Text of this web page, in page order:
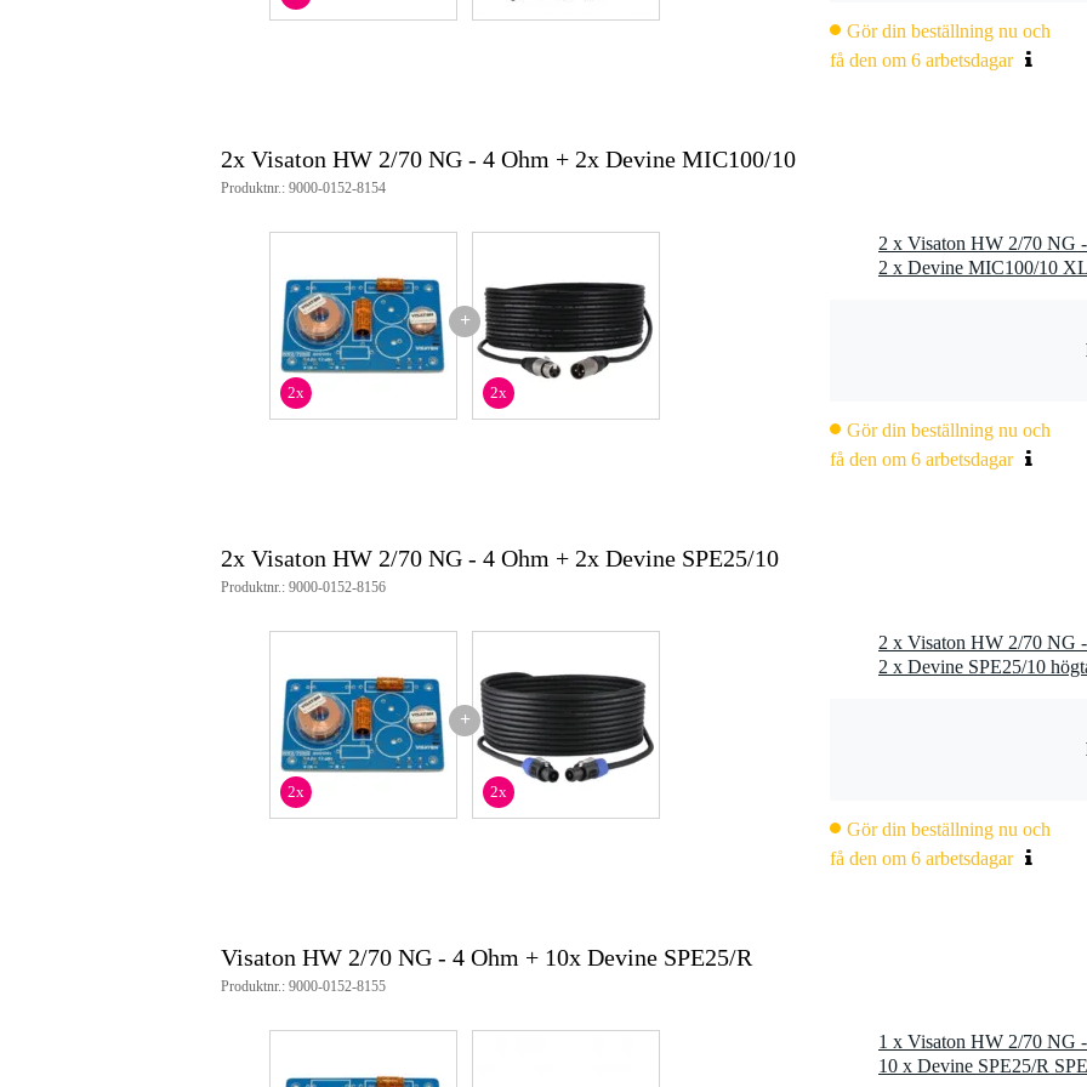
Gör din beställning nu och
få den om 6 arbetsdagar
2x Visaton HW 2/70 NG - 4 Ohm + 2x Devine MIC100/10
Produktnr.: 9000-0152-8154
+
2x 2x
Gör din beställning nu och
få den om 6 arbetsdagar
2x Visaton HW 2/70 NG - 4 Ohm + 2x Devine SPE25/10
Produktnr.: 9000-0152-8156
+
2x 2x
Gör din beställning nu och
få den om 6 arbetsdagar
Visaton HW 2/70 NG - 4 Ohm + 10x Devine SPE25/R
Produktnr.: 9000-0152-8155